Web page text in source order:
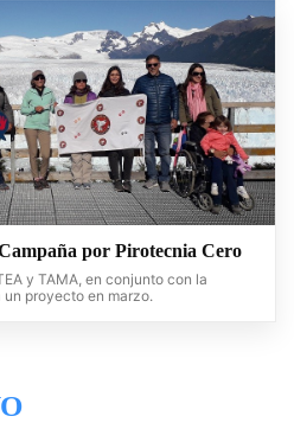
por Pirotecnia Cero
y TAMA, en conjunto con la
proyecto en marzo.